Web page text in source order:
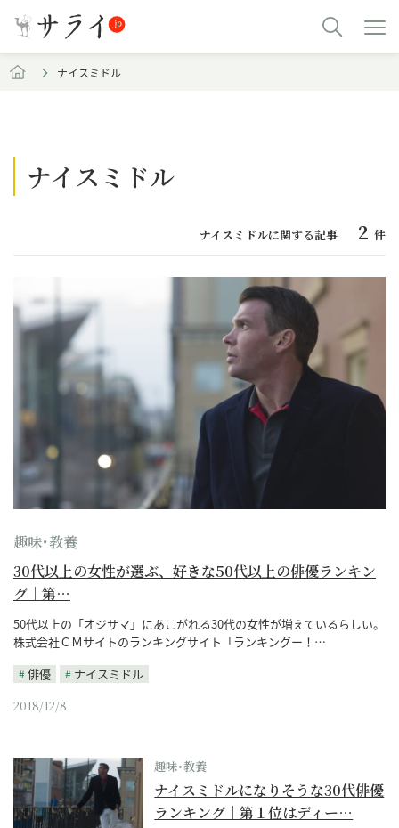
ナイスミドル
ナイスミドル
ナイスミドルに関する記事 2 件
趣味･教養
30代以上の女性が選ぶ、好きな50代以上の俳優ランキン
グ｜第…
50代以上の「オジサマ」にあこがれる30代の女性が増えているらしい。
株式会社ＣＭサイトのランキングサイト「ランキングー！…
俳優
ナイスミドル
2018/12/8
趣味･教養
ナイスミドルになりそうな30代俳優
ランキング｜第１位はディー…